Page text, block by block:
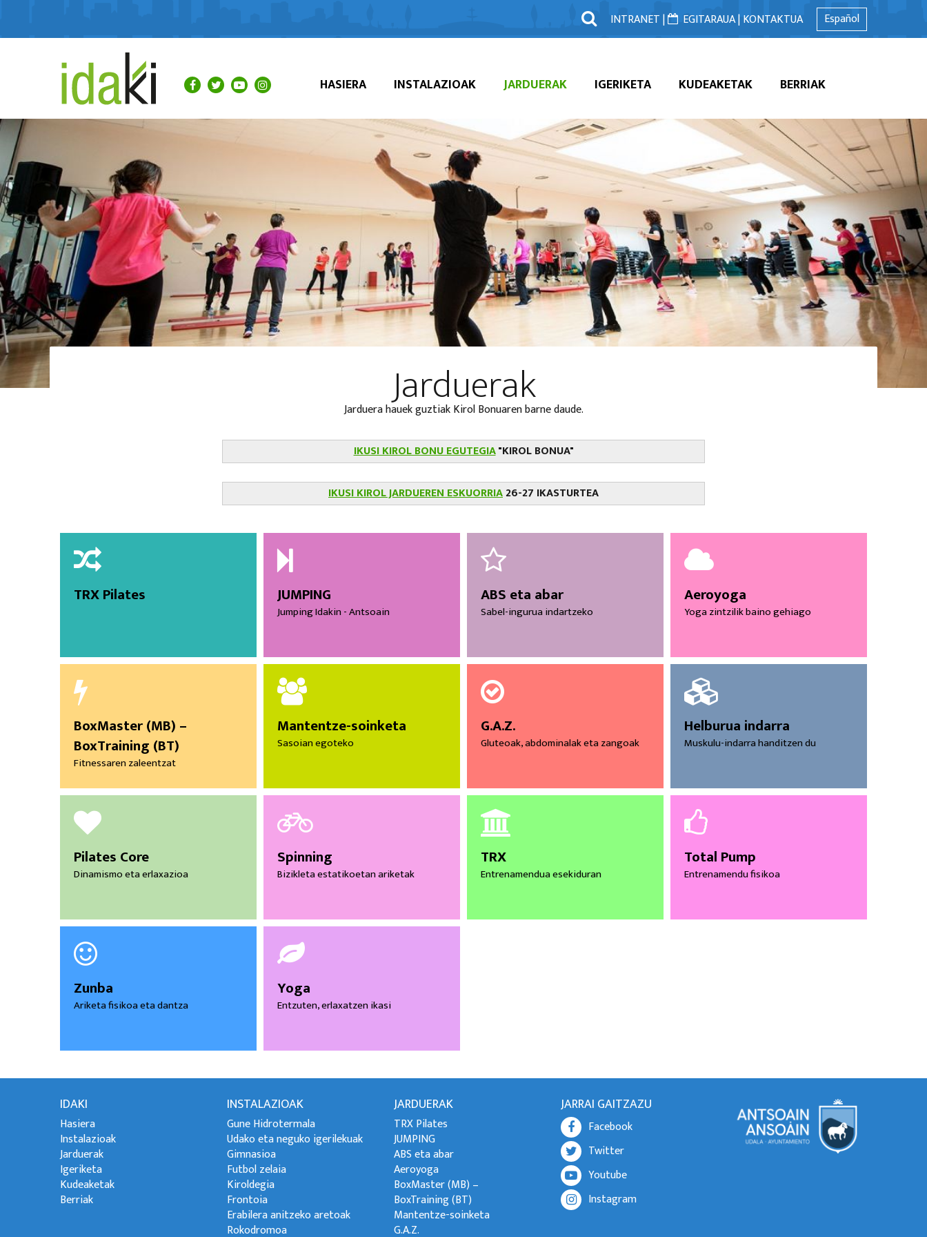
INTRANET | EGITARAUA |KONTAKTUA Español
HASIERA INSTALAZIOAK JARDUERAK IGERIKETA KUDEAKETAK BERRIAK
Jarduerak
Jarduera hauek guztiak Kirol Bonuaren barne daude.
IKUSI KIROL BONU EGUTEGIA"KIROL BONUA"
IKUSI KIROL JARDUEREN ESKUORRIA26-27 IKASTURTEA
TRX Pilates JUMPING
Jumping Idakin - Antsoain
ABS eta abar
Sabel-ingurua indartzeko
Aeroyoga
Yoga zintzilik baino gehiago
BoxMaster (MB) –
BoxTraining (BT)
Fitnessaren zaleentzat
Mantentze-soinketa
Sasoian egoteko
G.A.Z.
Gluteoak, abdominalak eta zangoak
Helburua indarra
Muskulu-indarra handitzen du
Pilates Core
Dinamismo eta erlaxazioa
Spinning
Bizikleta estatikoetan ariketak
TRX
Entrenamendua esekiduran
Total Pump
Entrenamendu fisikoa
Zunba
Ariketa fisikoa eta dantza
Yoga
Entzuten, erlaxatzen ikasi
IDAKI
Hasiera
Instalazioak
Jarduerak
Igeriketa
Kudeaketak
Berriak
INSTALAZIOAK
Gune Hidrotermala
Udako eta neguko igerilekuak
Gimnasioa
Futbol zelaia
Kiroldegia
Frontoia
Erabilera anitzeko aretoak
Rokodromoa
JARDUERAK
TRX Pilates
JUMPING
ABS eta abar
Aeroyoga
BoxMaster (MB) –
BoxTraining (BT)
Mantentze-soinketa
G.A.Z.
JARRAI GAITZAZU
Facebook
Twitter
Youtube
Instagram